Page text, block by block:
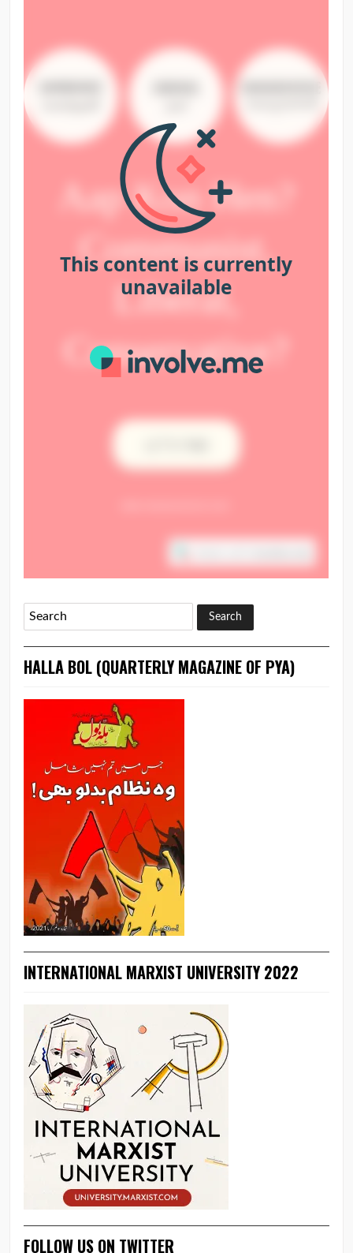
HALLA BOL (QUARTERLY MAGAZINE OF PYA)
INTERNATIONAL MARXIST UNIVERSITY 2022
FOLLOW US ON TWITTER